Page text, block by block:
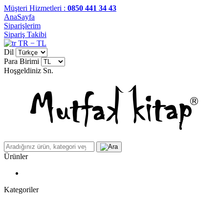
Müşteri Hizmetleri : 0850 441 34 43
AnaSayfa
Siparişlerim
Sipariş Takibi
TR − TL
Dil
Para Birimi
Hoşgeldiniz Sn.
Ürünler
Kategoriler